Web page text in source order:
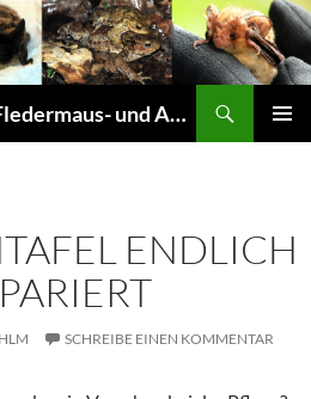
Arbeitsgemeinschaft Fledermaus- und Amphibienschutz Seligenstadt und Mainhausen
ENDLICH
SCHREIBE EINEN KOMMENTAR